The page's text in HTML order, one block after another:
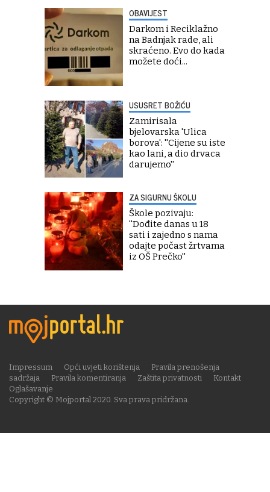
OBAVIJEST
Darkom i Reciklažno
na Badnjak rade, ali
skraćeno. Evo do kada
možete doći...
USUSRET BOŽIĆU
Zamirisala
bjelovarska 'Ulica
borova': ''Cijene su iste
kao lani, a dio drvaca
darujemo''
ZA SIGURNU ŠKOLU
Škole pozivaju:
''Dođite danas u 18
sati i zajedno s nama
odajte počast žrtvama
iz OŠ Prečko''
Copyright © Mojportal 2020. Sva prava pridržana.
Impressum Opći uvjeti korištenja
Pravila prenošenja
sadržaja
Pravila komentiranja Zaštita privatnosti
Kontakt
Oglašavanje